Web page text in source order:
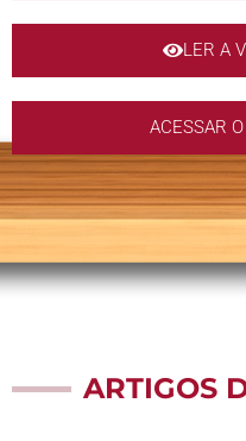
LER A
ACESSAR
ARTIGOS